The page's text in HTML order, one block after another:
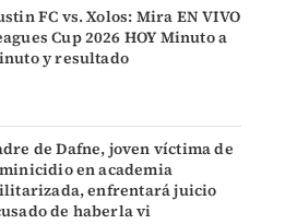
FC vs. Xolos: Mira EN VIVO
Cup 2026 HOY Minuto a
y resultado
de Dafne, joven víctima de
en academia
enfrentará juicio
de haberla vi